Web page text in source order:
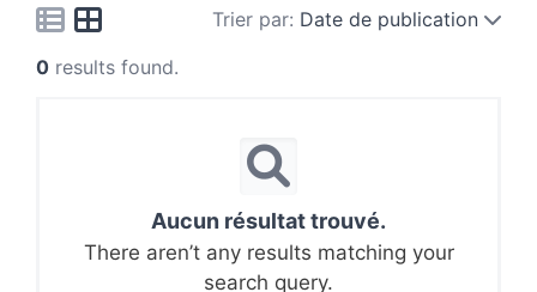
Trier par: Date de publication
0 results found.
Aucun résultat trouvé.
There aren’t any results matching your
search query.